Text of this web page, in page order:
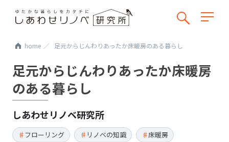
home 足元からじんわりあったか床暖房のある暮らし
足元からじんわりあったか床暖房
のある暮らし
しあわせリノベ研究所
フローリング リノベの知識 床暖房